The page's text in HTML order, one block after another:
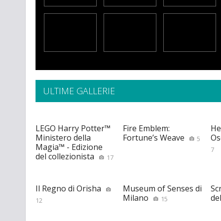
ULTIME GALLERIE
LEGO Harry Potter™
Ministero della
Magia™ - Edizione
del collezionista
17
Fire Emblem:
Fortune’s Weave
5
7
Il Regno di Orisha
12
Museum of Senses di
Milano
15